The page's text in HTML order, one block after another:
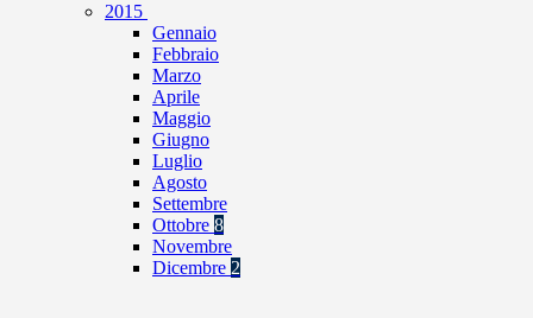
2015
Gennaio
Febbraio
Marzo
Aprile
Maggio
Giugno
Luglio
Agosto
Settembre
Ottobre 8
Novembre
Dicembre 2